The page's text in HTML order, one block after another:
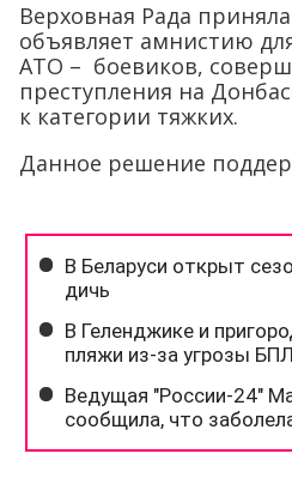
Верховная Рада
объявляет амнистию
АТО – боевиков,
преступления на
к категории тяжких.
Данное решение